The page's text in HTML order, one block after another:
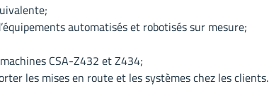
automatisés et robotisés sur mesure;
CSA-Z432 et Z434;
les mises en route et les systèmes chez les clients.